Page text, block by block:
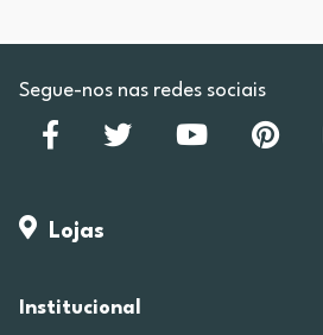
Segue-nos nas redes sociais
Lojas
Institucional